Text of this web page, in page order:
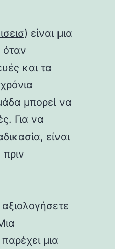
) είναι μια
όταν
και τα
μπορεί να
Για να
είναι
μια